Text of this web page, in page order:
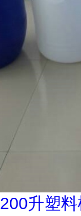
200升塑